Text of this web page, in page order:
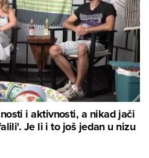
i aktivnosti, a nikad jači
Je li i to još jedan u nizu